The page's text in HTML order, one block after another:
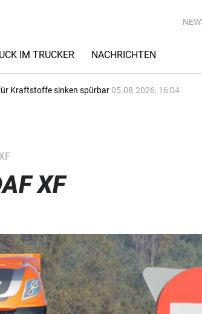
IM TRUCKER NACHRICHTEN
Kraftstoffe sinken spürbar 05.08.2026, 16:04
XF